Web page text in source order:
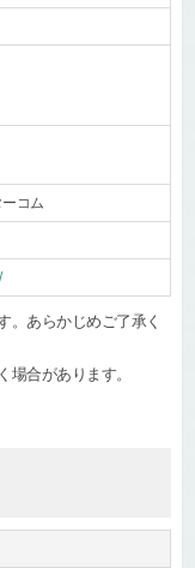
コム
。あらかじめご了承く
合があります。